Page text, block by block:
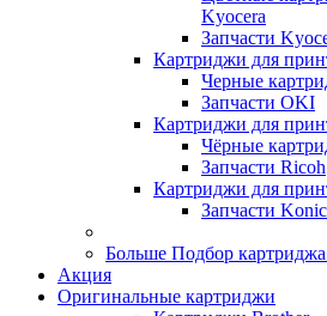
Kyocera
Запчасти
Картриджи для
Черные
Запчасти OKI
Картриджи для
Чёрные
Запчасти Ricoh
Картриджи для
Запчасти
Больше Подбор
Акция
Оригинальные картриджи